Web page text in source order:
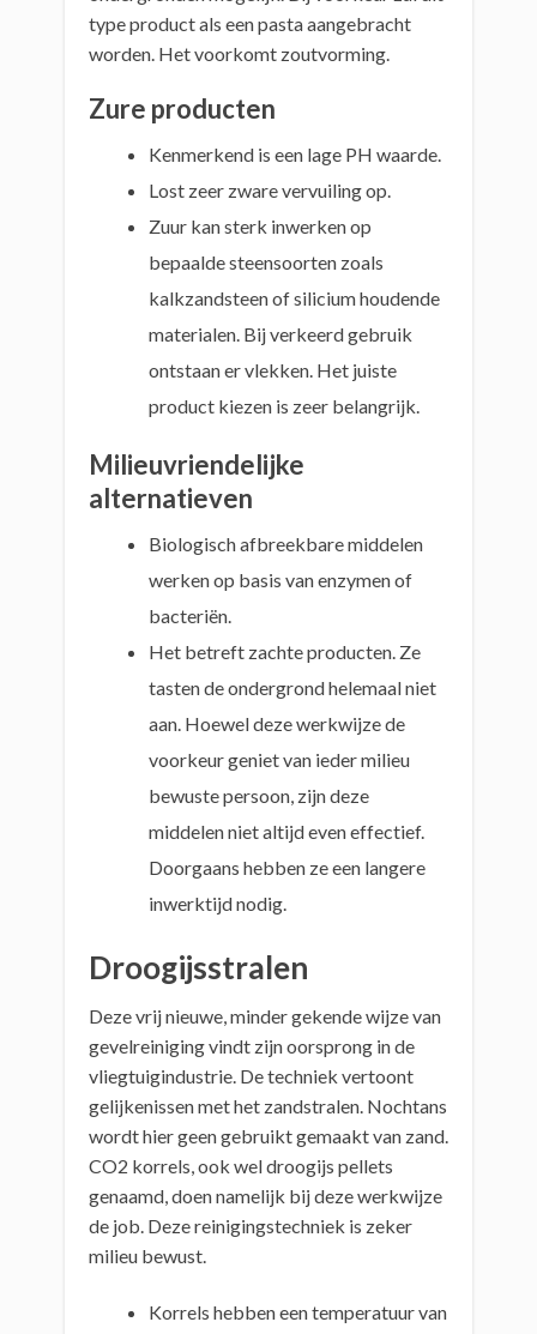
type product als een pasta aangebracht
worden. Het voorkomt zoutvorming.
Zure producten
Kenmerkend is een lage PH waarde.
Lost zeer zware vervuiling op.
Zuur kan sterk inwerken op
bepaalde steensoorten zoals
kalkzandsteen of silicium houdende
materialen. Bij verkeerd gebruik
ontstaan er vlekken. Het juiste
product kiezen is zeer belangrijk.
Milieuvriendelijke
alternatieven
Biologisch afbreekbare middelen
werken op basis van enzymen of
bacteriën.
Het betreft zachte producten. Ze
tasten de ondergrond helemaal niet
aan. Hoewel deze werkwijze de
voorkeur geniet van ieder milieu
bewuste persoon, zijn deze
middelen niet altijd even effectief.
Doorgaans hebben ze een langere
inwerktijd nodig.
Droogijsstralen
Deze vrij nieuwe, minder gekende wijze van
gevelreiniging vindt zijn oorsprong in de
vliegtuigindustrie. De techniek vertoont
gelijkenissen met het zandstralen. Nochtans
wordt hier geen gebruikt gemaakt van zand.
CO2 korrels, ook wel droogijs pellets
genaamd, doen namelijk bij deze werkwijze
de job. Deze reinigingstechniek is zeker
milieu bewust.
Korrels hebben een temperatuur van